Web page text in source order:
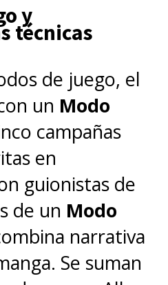
con su
la sagaMisión
& Shaw. En los
una
expuesta a
radiación
otorgó
y de
de
y
técnicas
de juego, el
un Modo
campañas
en
guionistas de
de un Modo
narrativa
Se suman